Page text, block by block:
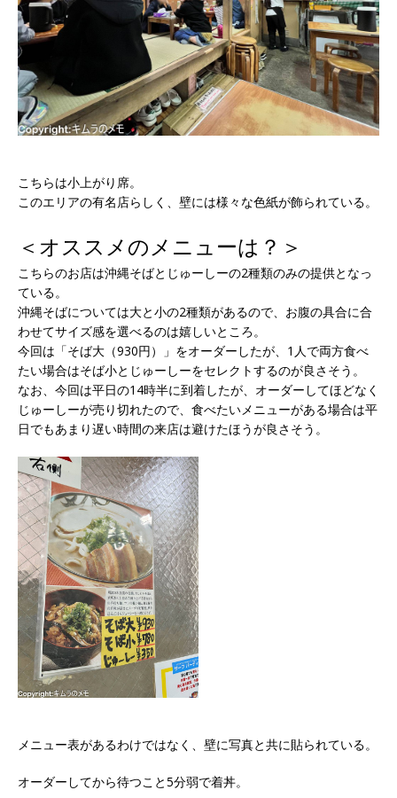
こちらは小上がり席。
このエリアの有名店らしく、壁には様々な色紙が飾られている。
＜オススメのメニューは？＞
こちらのお店は沖縄そばとじゅーしーの2種類のみの提供となっ
ている。
沖縄そばについては大と小の2種類があるので、お腹の具合に合
わせてサイズ感を選べるのは嬉しいところ。
今回は「そば大（930円）」をオーダーしたが、1人で両方食べ
たい場合はそば小とじゅーしーをセレクトするのが良さそう。
なお、今回は平日の14時半に到着したが、オーダーしてほどなく
じゅーしーが売り切れたので、食べたいメニューがある場合は平
日でもあまり遅い時間の来店は避けたほうが良さそう。
メニュー表があるわけではなく、壁に写真と共に貼られている。
オーダーしてから待つこと5分弱で着丼。